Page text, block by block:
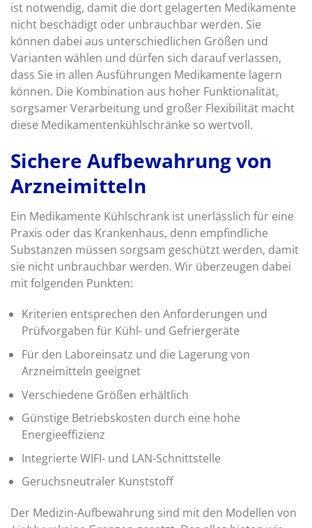
ist notwendig, damit die dort gelagerten Medikamente
nicht beschädigt oder unbrauchbar werden. Sie
können dabei aus unterschiedlichen Größen und
Varianten wählen und dürfen sich darauf verlassen,
dass Sie in allen Ausführungen Medikamente lagern
können. Die Kombination aus hoher Funktionalität,
sorgsamer Verarbeitung und großer Flexibilität macht
diese Medikamentenkühlschränke so wertvoll.
Sichere Aufbewahrung von
Arzneimitteln
Ein Medikamente Kühlschrank ist unerlässlich für eine
Praxis oder das Krankenhaus, denn empfindliche
Substanzen müssen sorgsam geschützt werden, damit
sie nicht unbrauchbar werden. Wir überzeugen dabei
mit folgenden Punkten:
Kriterien entsprechen den Anforderungen und
Prüfvorgaben für Kühl- und Gefriergeräte
Für den Laboreinsatz und die Lagerung von
Arzneimitteln geeignet
Verschiedene Größen erhältlich
Günstige Betriebskosten durch eine hohe
Energieeffizienz
Integrierte WIFI- und LAN-Schnittstelle
Geruchsneutraler Kunststoff
Der Medizin-Aufbewahrung sind mit den Modellen von